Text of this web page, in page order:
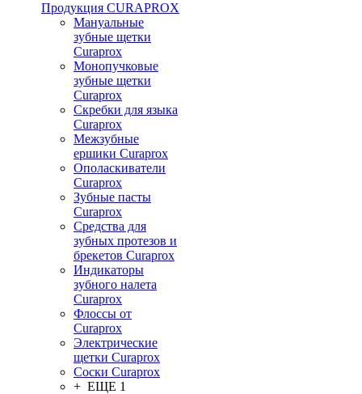
Продукция CURAPROX
Мануальные
зубные щетки
Curaprox
Монопучковые
зубные щетки
Curaprox
Скребки для языка
Curaprox
Межзубные
ершики Curaprox
Ополаскиватели
Curaprox
Зубные пасты
Curaprox
Средства для
зубных протезов и
брекетов Curaprox
Индикаторы
зубного налета
Curaprox
Флоссы от
Curaprox
Электрические
щетки Curaprox
Соски Curaprox
+ ЕЩЕ 1